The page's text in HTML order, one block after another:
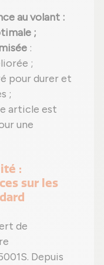
au volant :
;
:
;
pour durer et
;
article est
une
:
sur les
de
Depuis